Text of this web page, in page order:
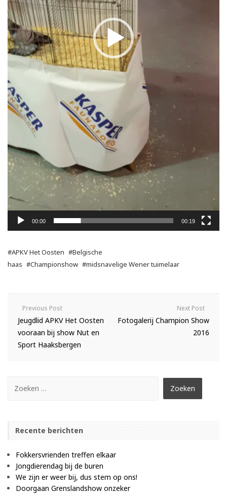
00:00 00:19
#APKV Het Oosten #Belgische
haas #Championshow #midsnavelige Wener tuimelaar
Previous Post
Jeugdlid APKV Het Oosten
vooraan bij show Nut en
Sport Haaksbergen
Next Post
Fotogalerij Champion Show
2016
Recente berichten
Fokkersvrienden treffen elkaar
Jongdierendag bij de buren
We zijn er weer bij, dus stem op ons!
Doorgaan Grenslandshow onzeker